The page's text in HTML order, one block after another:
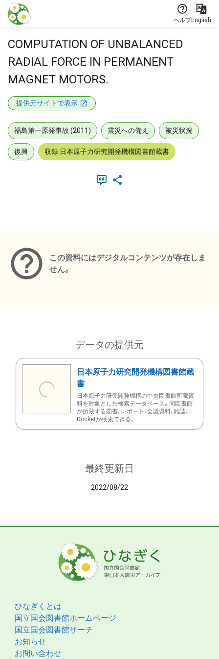
本文に飛ぶ
ヘルプEnglish
COMPUTATION OF UNBALANCED
RADIAL FORCE IN PERMANENT
MAGNET MOTORS.
提供元サイトで表示
福島第一原発事故 (2011) 震災への備え 被災状況
復興 収録:日本原子力研究開発機構図書館蔵書
この資料にはデジタルコンテンツが存在しま
せん。
データの提供元
日本原子力研究開発機構図書館蔵
書
日本原子力研究開発機構の中央図書館所蔵資
料を対象とした検索データベース。同図書館
が所蔵する図書、レポート、会議資料、雑誌、
Docketが検索できる。
最終更新日
2022/08/22
ひなぎくとは
国立国会図書館ホームページ
国立国会図書館サーチ
お知らせ
お問い合わせ